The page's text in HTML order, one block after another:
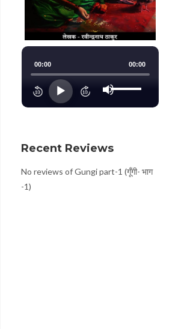
Audio
Player
00:00 00:00
Up/Down
Arrow
to
Recent Reviews
No reviews of Gungi part-1 (गूँगी- भाग
-1)